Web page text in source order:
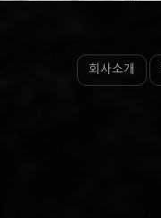
회사소개